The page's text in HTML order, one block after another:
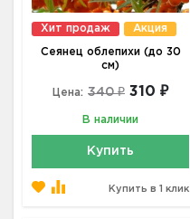
Хит продаж Акция
Сеянец облепихи (до 30
см)
Цена: 340 ₽ 310 ₽
В наличии
Купить
Купить в 1 клик